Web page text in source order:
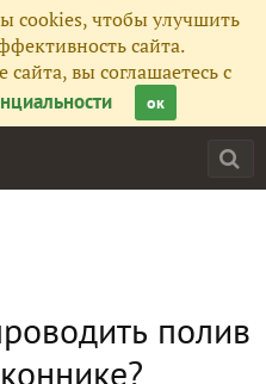
cookies, чтобы улучшить
сайта.
вы соглашаетесь с
ок
полив